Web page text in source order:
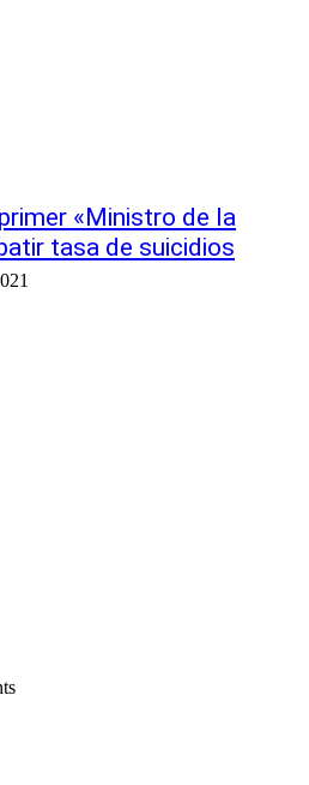
«Ministro de la
tasa de suicidios